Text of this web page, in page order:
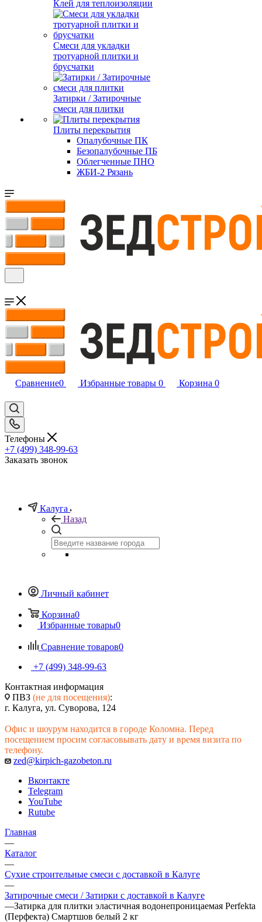
Клей для теплоизоляции
Смеси для укладки
тротуарной плитки и
брусчатки
Затирки / Затирочные
смеси для плитки
Плиты перекрытия
Опалубочные ПК
Безопалубочные ПБ
Облегченные ПНО
ЖБИ-2 Рязань
Сравнение0 Избранные товары 0 Корзина 0
Телефоны
+7 (499) 348-99-63
Заказать звонок
Калуга
Назад
Личный кабинет
Корзина0
Избранные товары0
Сравнение товаров0
+7 (499) 348-99-63
Контактная информация
ПВЗ (не для посещения):
г. Калуга, ул. Суворова, 124
Офис и шоурум находится в городе Коломна. Перед
посещением просим согласовывать дату и время визита по
телефону.
zed@kirpich-gazobeton.ru
Вконтакте
Telegram
YouTube
Rutube
Главная
—
Каталог
—
Сухие строительные смеси с доставкой в Калуге
—
Затирочные смеси / Затирки с доставкой в Калуге
—Затирка для плитки эластичная водонепроницаемая Perfekta
(Перфекта) Смартшов белый 2 кг